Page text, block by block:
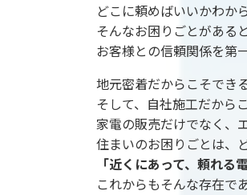
どこに頼めばいいかわか
そんなお困りごとがあると
お客様との信頼関係を第
地元密着だからこそでき
そして、自社施工だから
家電の販売だけでなく、
住まいのお困りごとは、
「近くにあって、頼れる
これからもそんな存在で